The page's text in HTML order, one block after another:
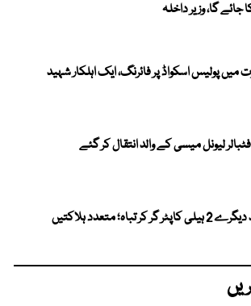
جائے گا، وزیر داخلہ
میں پولیس اسکواڈ پر فائرنگ، ایک اہلکار شہید
لیونل میسی کے والد انتقال کر گئے
گر کر تباہ؛ متعدد ہلاکتیں